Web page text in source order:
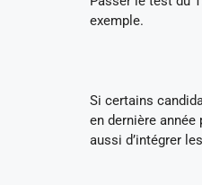
exemple.
Si certains
en dernière
aussi d’intégrer